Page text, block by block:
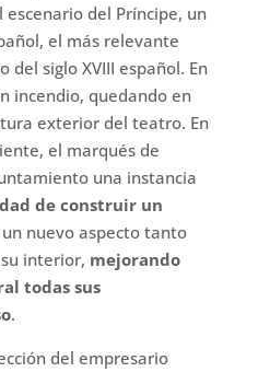
del Príncipe, un
el más relevante
del siglo XVIII español. En
incendio, quedando en
exterior del teatro. En
el marqués de
una instancia
de construir un
nuevo aspecto tanto
interior, mejorando
todas sus
.
del empresario